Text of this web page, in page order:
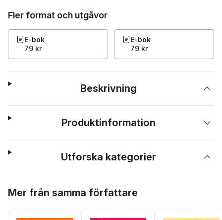
Fler format och utgåvor
E-bok
79 kr
E-bok
79 kr
Beskrivning
Produktinformation
Utforska kategorier
Mer från samma författare